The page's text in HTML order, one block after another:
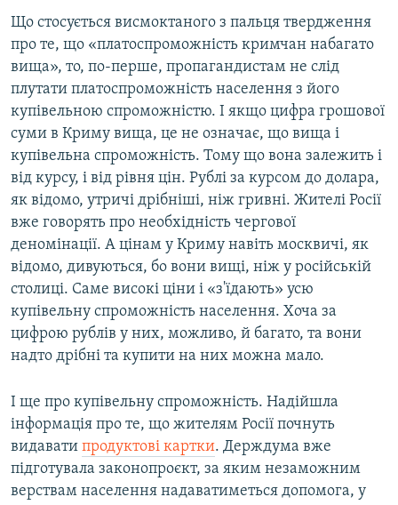
Що стосується висмоктаного з пальця твердження
про те, що «платоспроможність кримчан набагато
вища», то, по-перше, пропагандистам не слід
плутати платоспроможність населення з його
купівельною спроможністю. І якщо цифра грошової
суми в Криму вища, це не означає, що вища і
купівельна спроможність. Тому що вона залежить і
від курсу, і від рівня цін. Рублі за курсом до долара,
як відомо, утричі дрібніші, ніж гривні. Жителі Росії
вже говорять про необхідність чергової
деномінації. А цінам у Криму навіть москвичі, як
відомо, дивуються, бо вони вищі, ніж у російській
столиці. Саме високі ціни і «з'їдають» усю
купівельну спроможність населення. Хоча за
цифрою рублів у них, можливо, й багато, та вони
надто дрібні та купити на них можна мало.
І ще про купівельну спроможність. Надійшла
інформація про те, що жителям Росії почнуть
видавати продуктові картки. Держдума вже
підготувала законопроєкт, за яким незаможним
верствам населення надаватиметься допомога, у